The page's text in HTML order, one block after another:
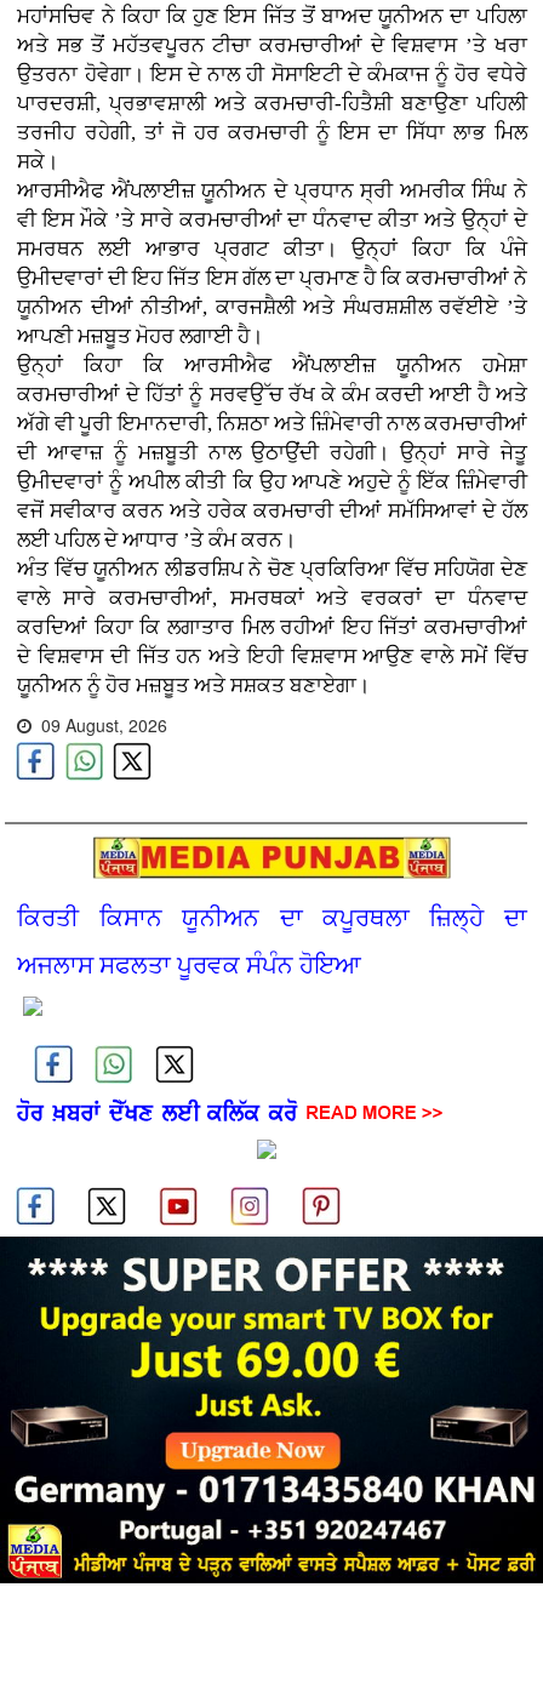
ਮਹਾਂਸਚਿਵ ਨੇ ਕਿਹਾ ਕਿ ਹੁਣ ਇਸ ਜਿੱਤ ਤੋਂ ਬਾਅਦ ਯੂਨੀਅਨ ਦਾ ਪਹਿਲਾ
ਅਤੇ ਸਭ ਤੋਂ ਮਹੱਤਵਪੂਰਨ ਟੀਚਾ ਕਰਮਚਾਰੀਆਂ ਦੇ ਵਿਸ਼ਵਾਸ ’ਤੇ ਖਰਾ
ਉਤਰਨਾ ਹੋਵੇਗਾ। ਇਸ ਦੇ ਨਾਲ ਹੀ ਸੋਸਾਇਟੀ ਦੇ ਕੰਮਕਾਜ ਨੂੰ ਹੋਰ ਵਧੇਰੇ
ਪਾਰਦਰਸ਼ੀ, ਪ੍ਰਭਾਵਸ਼ਾਲੀ ਅਤੇ ਕਰਮਚਾਰੀ-ਹਿਤੈਸ਼ੀ ਬਣਾਉਣਾ ਪਹਿਲੀ
ਤਰਜੀਹ ਰਹੇਗੀ, ਤਾਂ ਜੋ ਹਰ ਕਰਮਚਾਰੀ ਨੂੰ ਇਸ ਦਾ ਸਿੱਧਾ ਲਾਭ ਮਿਲ
ਸਕੇ।
ਆਰਸੀਐਫ ਐਂਪਲਾਈਜ਼ ਯੂਨੀਅਨ ਦੇ ਪ੍ਰਧਾਨ ਸ੍ਰੀ ਅਮਰੀਕ ਸਿੰਘ ਨੇ
ਵੀ ਇਸ ਮੌਕੇ ’ਤੇ ਸਾਰੇ ਕਰਮਚਾਰੀਆਂ ਦਾ ਧੰਨਵਾਦ ਕੀਤਾ ਅਤੇ ਉਨ੍ਹਾਂ ਦੇ
ਸਮਰਥਨ ਲਈ ਆਭਾਰ ਪ੍ਰਗਟ ਕੀਤਾ। ਉਨ੍ਹਾਂ ਕਿਹਾ ਕਿ ਪੰਜੇ
ਉਮੀਦਵਾਰਾਂ ਦੀ ਇਹ ਜਿੱਤ ਇਸ ਗੱਲ ਦਾ ਪ੍ਰਮਾਣ ਹੈ ਕਿ ਕਰਮਚਾਰੀਆਂ ਨੇ
ਯੂਨੀਅਨ ਦੀਆਂ ਨੀਤੀਆਂ, ਕਾਰਜਸ਼ੈਲੀ ਅਤੇ ਸੰਘਰਸ਼ਸ਼ੀਲ ਰਵੱਈਏ ’ਤੇ
ਆਪਣੀ ਮਜ਼ਬੂਤ ਮੋਹਰ ਲਗਾਈ ਹੈ।
ਉਨ੍ਹਾਂ ਕਿਹਾ ਕਿ ਆਰਸੀਐਫ ਐਂਪਲਾਈਜ਼ ਯੂਨੀਅਨ ਹਮੇਸ਼ਾ
ਕਰਮਚਾਰੀਆਂ ਦੇ ਹਿੱਤਾਂ ਨੂੰ ਸਰਵਉੱਚ ਰੱਖ ਕੇ ਕੰਮ ਕਰਦੀ ਆਈ ਹੈ ਅਤੇ
ਅੱਗੇ ਵੀ ਪੂਰੀ ਇਮਾਨਦਾਰੀ, ਨਿਸ਼ਠਾ ਅਤੇ ਜ਼ਿੰਮੇਵਾਰੀ ਨਾਲ ਕਰਮਚਾਰੀਆਂ
ਦੀ ਆਵਾਜ਼ ਨੂੰ ਮਜ਼ਬੂਤੀ ਨਾਲ ਉਠਾਉਂਦੀ ਰਹੇਗੀ। ਉਨ੍ਹਾਂ ਸਾਰੇ ਜੇਤੂ
ਉਮੀਦਵਾਰਾਂ ਨੂੰ ਅਪੀਲ ਕੀਤੀ ਕਿ ਉਹ ਆਪਣੇ ਅਹੁਦੇ ਨੂੰ ਇੱਕ ਜ਼ਿੰਮੇਵਾਰੀ
ਵਜੋਂ ਸਵੀਕਾਰ ਕਰਨ ਅਤੇ ਹਰੇਕ ਕਰਮਚਾਰੀ ਦੀਆਂ ਸਮੱਸਿਆਵਾਂ ਦੇ ਹੱਲ
ਲਈ ਪਹਿਲ ਦੇ ਆਧਾਰ ’ਤੇ ਕੰਮ ਕਰਨ।
ਅੰਤ ਵਿੱਚ ਯੂਨੀਅਨ ਲੀਡਰਸ਼ਿਪ ਨੇ ਚੋਣ ਪ੍ਰਕਿਰਿਆ ਵਿੱਚ ਸਹਿਯੋਗ ਦੇਣ
ਵਾਲੇ ਸਾਰੇ ਕਰਮਚਾਰੀਆਂ, ਸਮਰਥਕਾਂ ਅਤੇ ਵਰਕਰਾਂ ਦਾ ਧੰਨਵਾਦ
ਕਰਦਿਆਂ ਕਿਹਾ ਕਿ ਲਗਾਤਾਰ ਮਿਲ ਰਹੀਆਂ ਇਹ ਜਿੱਤਾਂ ਕਰਮਚਾਰੀਆਂ
ਦੇ ਵਿਸ਼ਵਾਸ ਦੀ ਜਿੱਤ ਹਨ ਅਤੇ ਇਹੀ ਵਿਸ਼ਵਾਸ ਆਉਣ ਵਾਲੇ ਸਮੇਂ ਵਿੱਚ
ਯੂਨੀਅਨ ਨੂੰ ਹੋਰ ਮਜ਼ਬੂਤ ਅਤੇ ਸਸ਼ਕਤ ਬਣਾਏਗਾ।
09 August, 2026
ਕਿਰਤੀ ਕਿਸਾਨ ਯੂਨੀਅਨ ਦਾ ਕਪੂਰਥਲਾ ਜ਼ਿਲ੍ਹੇ ਦਾ
ਅਜਲਾਸ ਸਫਲਤਾ ਪੂਰਵਕ ਸੰਪੰਨ ਹੋਇਆ